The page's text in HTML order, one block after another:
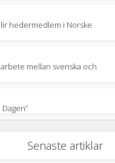
hedermedlem i Norske
mellan svenska och
Senaste artiklar